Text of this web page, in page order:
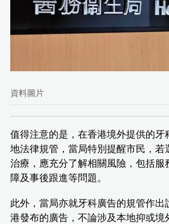
資料圖片
值得注意的是，在香港境外提供的牙
地法律規管，當局特別提醒市民，若
治療，應充分了解相關風險，包括服
障及事後跟進等問題。
此外，當局亦就牙科廣告的規管作出
港發布的廣告，不論涉及本地抑或境